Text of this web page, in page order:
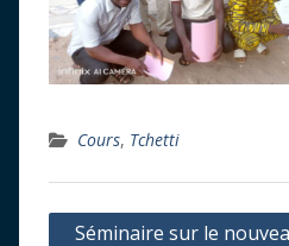
Cours, Tchetti
Navigation
Séminaire sur le